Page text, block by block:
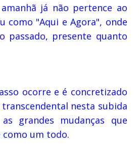
já não pertence ao
como "Aqui e Agora", onde
passado, presente quanto
ocorre e é concretizado
nesta subida
grandes mudanças que
como um todo.